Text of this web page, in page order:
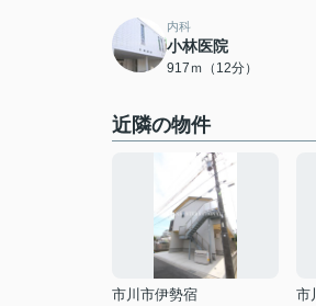
内科
小林医院
917ｍ（12分）
近隣の物件
市川市伊勢宿
市